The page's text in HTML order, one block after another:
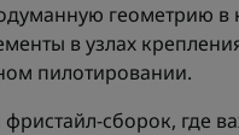
геометрию в
в узлах
пилотировании.
сборок, где